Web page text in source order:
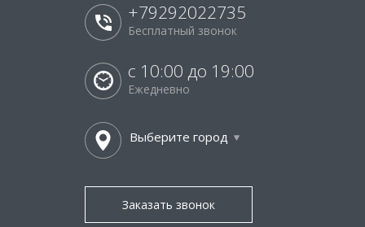
+79292022735
Бесплатный звонок
с 10:00 до 19:00
Ежедневно
Выберите город
Заказать звонок